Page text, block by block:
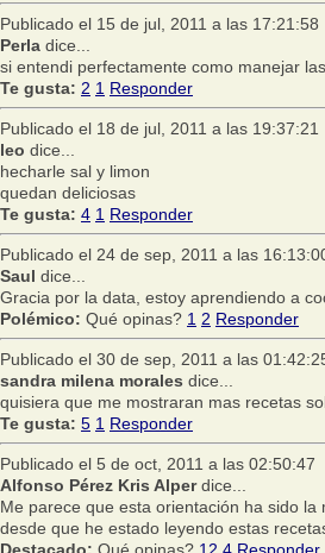
Publicado el 15 de jul, 2011 a las 17:21:58
Perla dice...
si entendi perfectamente como manejar
Te gusta: 2 1 Responder
Publicado el 18 de jul, 2011 a las 19:37:21
leo dice...
hecharle sal y limon
quedan deliciosas
Te gusta: 4 1 Responder
Publicado el 24 de sep, 2011 a las
Saul dice...
Gracia por la data, estoy aprendiendo a
Polémico: Qué opinas? 1 2 Responder
Publicado el 30 de sep, 2011 a las
sandra milena morales dice...
quisiera que me mostraran mas recetas
Te gusta: 5 1 Responder
Publicado el 5 de oct, 2011 a las 02:50:47
Alfonso Pérez Kris Alperdice...
Me parece que esta orientación ha sido la
desde que he estado leyendo estas
Destacado: Qué opinas? 12 4 Responder